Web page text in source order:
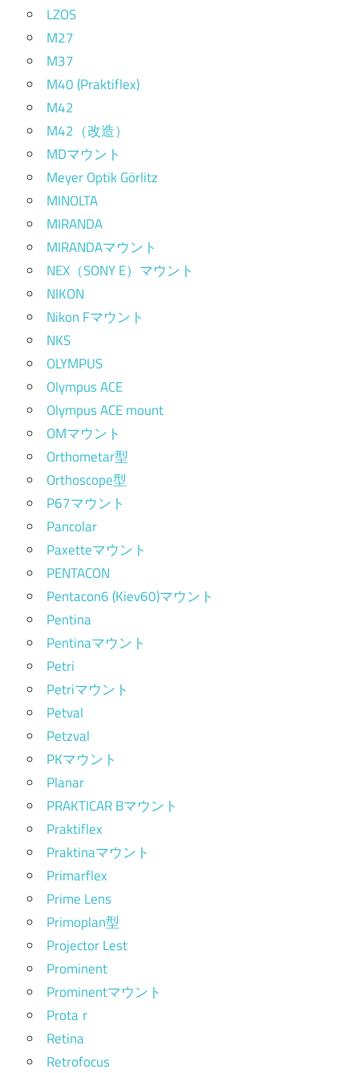
LZOS
M27
M37
M40 (Praktiflex)
M42
M42（改造）
MDマウント
Meyer Optik Görlitz
MINOLTA
MIRANDA
MIRANDAマウント
NEX（SONY E）マウント
NIKON
Nikon Fマウント
NKS
OLYMPUS
Olympus ACE
Olympus ACE mount
OMマウント
Orthometar型
Orthoscope型
P67マウント
Pancolar
Paxetteマウント
PENTACON
Pentacon6 (Kiev60)マウント
Pentina
Pentinaマウント
Petri
Petriマウント
Petval
Petzval
PKマウント
Planar
PRAKTICAR Bマウント
Praktiflex
Praktinaマウント
Primarflex
Prime Lens
Primoplan型
Projector Lest
Prominent
Prominentマウント
Protaｒ
Retina
Retrofocus